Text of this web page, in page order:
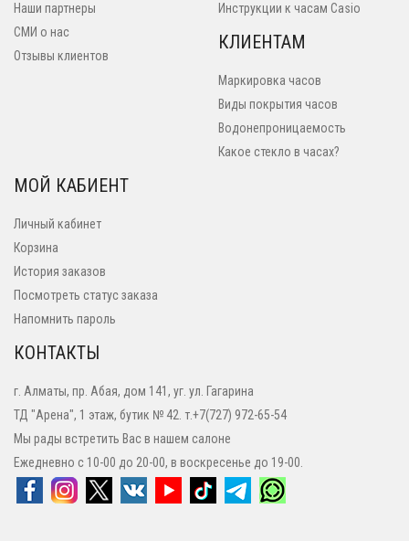
Наши партнеры
СМИ о нас
Отзывы клиентов
Инструкции к часам Casio
КЛИЕНТАМ
Маркировка часов
Виды покрытия часов
Водонепроницаемость
Какое стекло в часах?
МОЙ КАБИЕНТ
Личный кабинет
Корзина
История заказов
Посмотреть статус заказа
Напомнить пароль
КОНТАКТЫ
г. Алматы, пр. Абая, дом 141, уг. ул. Гагарина
ТД "Арена", 1 этаж, бутик № 42. т.+7(727) 972-65-54
Мы рады встретить Вас в нашем салоне
Ежедневно с 10-00 до 20-00, в воскресенье до 19-00.